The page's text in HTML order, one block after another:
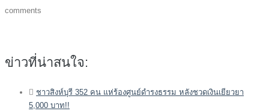
comments
ข่าวที่น่าสนใจ:
ชาวสิงห์บุรี 352 คน แห่ร้องศูนย์ดำรงธรรม หลังชวดเงินเยียวยา
5,000 บาท!!